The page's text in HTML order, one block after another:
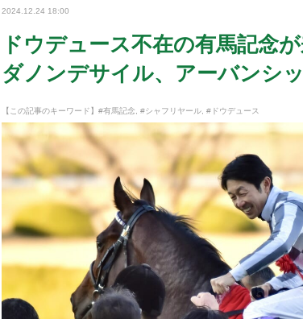
2024.12.24 18:00
ドウデュース不在の有馬記念
ダノンデサイル、アーバンシ
【この記事のキーワード】 #有馬記念 #シャフリヤール #ドウデュース